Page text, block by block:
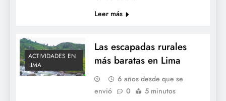
Leer más
ACTIVIDADES EN
LIMA
Las escapadas rurales
más baratas en Lima
6 años desde que se
envió
0 5 minutos